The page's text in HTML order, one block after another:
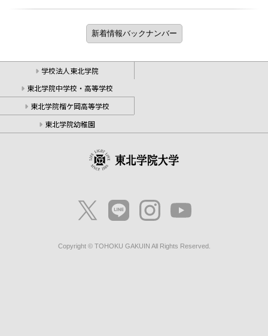
学校法人東北学院
東北学院中学校・高等学校
東北学院榴ケ岡高等学校
東北学院幼稚園
Copyright © TOHOKU GAKUIN All Rights Reserved.